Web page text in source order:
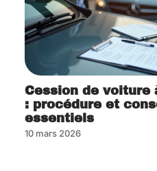
Cession de
: procédure et
essentiels
10 mars 2026